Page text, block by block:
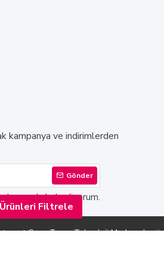
kampanya ve indirimlerden
Gönder
ve kabul ediyorum.
Çarşı Truva Teknoloji Markasıdır.
Ürünleri Filtrele